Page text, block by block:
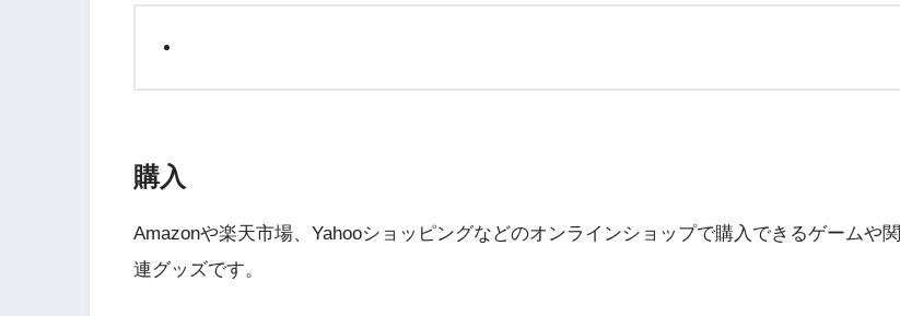
購入
Amazonや楽天市場、Yahooショッピングなどのオンラインショップで購入できるゲームや関
連グッズです。